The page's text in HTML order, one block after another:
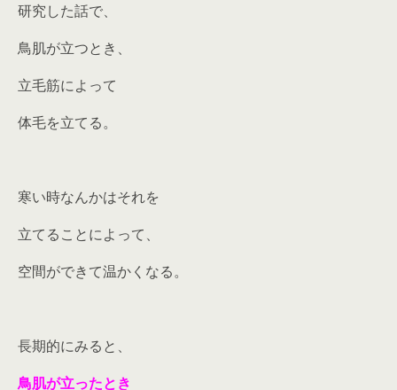
研究した話で、
鳥肌が立つとき、
立毛筋によって
体毛を立てる。
寒い時なんかはそれを
立てることによって、
空間ができて温かくなる。
長期的にみると、
鳥肌が立ったとき